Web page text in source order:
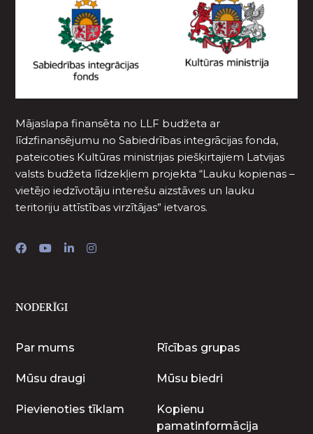
Mājaslapa finansēta no LLF budžeta ar
līdzfinansējumu no Sabiedrības integrācijas fonda,
pateicoties Kultūras ministrijas piešķirtajiem Latvijas
valsts budžeta līdzekļiem projekta “Lauku kopienas –
vietējo iedzīvotāju interešu aizstāves un lauku
teritoriju attīstības virzītājas” ietvaros.
NODERĪGI
Par mums Rīcības grupas
Mūsu draugi Mūsu biedri
Pievienoties tīklam
Kopienu
pamatinformācija